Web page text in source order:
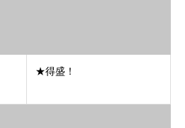
★得盛！